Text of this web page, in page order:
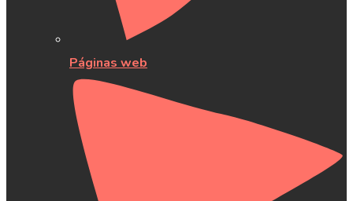
Páginas web